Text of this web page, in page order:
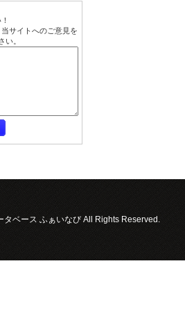
サイトへのご意見を
い。
タベース ふぁいなび All Rights Reserved.